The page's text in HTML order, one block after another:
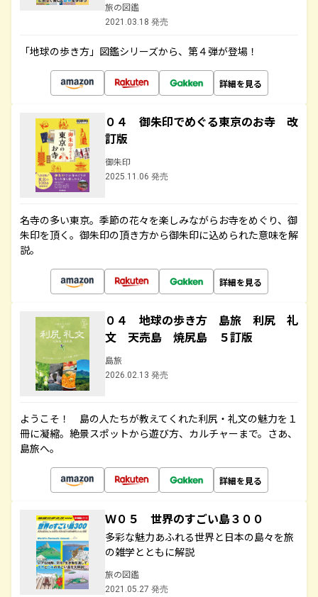
旅の図鑑
2021.03.18 発売
「地球の歩き方」図鑑シリーズから、第４弾が登場！
詳細を見る
０４ 御朱印でめぐる東京のお寺 改
訂版
御朱印
2025.11.06 発売
名寺の多い東京。季節の花々を楽しみながらお寺をめぐり、御
朱印を頂く。御朱印の頂き方から御朱印に込められた意味を解
説。
詳細を見る
０４ 地球の歩き方 島旅 利尻 礼
文 天売島 焼尻島 ５訂版
島旅
2026.02.13 発売
ようこそ！ 島の人たちが教えてくれた利尻・礼文の魅力を１
冊に凝縮。絶景スポットから遊び方、カルチャーまで。さあ、
島旅へ。
詳細を見る
Ｗ０５ 世界のすごい島３００
多彩な魅力あふれる世界と日本の島々を旅
の雑学とともに解説
旅の図鑑
2021.05.27 発売